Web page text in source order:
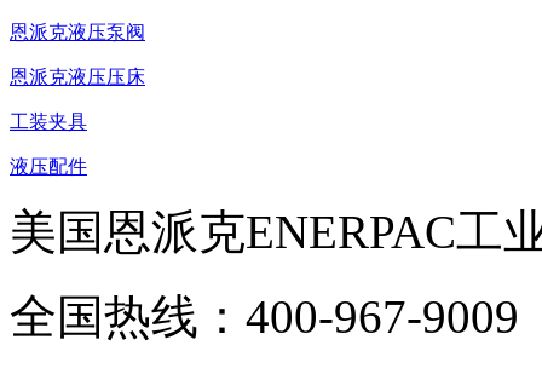
恩派克液压泵阀
恩派克液压压床
工装夹具
液压配件
美国恩派克ENERPAC工
全国热线：400-967-9009